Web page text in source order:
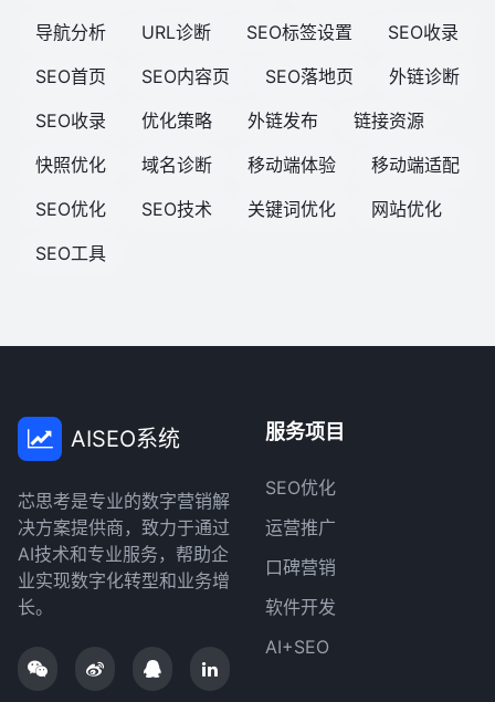
导航分析
URL诊断 SEO标签设置
SEO收录
SEO首页
SEO内容页 SEO落地页
外链诊断
SEO收录
优化策略 外链发布
链接资源
快照优化
域名诊断 移动端体验
移动端适配
SEO优化
SEO技术 关键词优化
网站优化
SEO工具
AISEO系统
芯思考是专业的数字营销解
决方案提供商，致力于通过
AI技术和专业服务，帮助企
业实现数字化转型和业务增
长。
服务项目
SEO优化
运营推广
口碑营销
软件开发
AI+SEO